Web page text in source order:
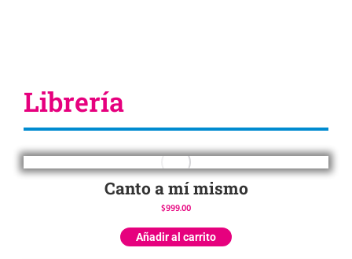
Librería
Canto a mí mismo
$999.00
Añadir al carrito